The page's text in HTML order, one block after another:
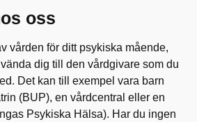
oss
vården för ditt psykiska mående,
dig till den vårdgivare som du
Det kan till exempel vara barn
(BUP), en vårdcentral eller en
Psykiska Hälsa). Har du ingen